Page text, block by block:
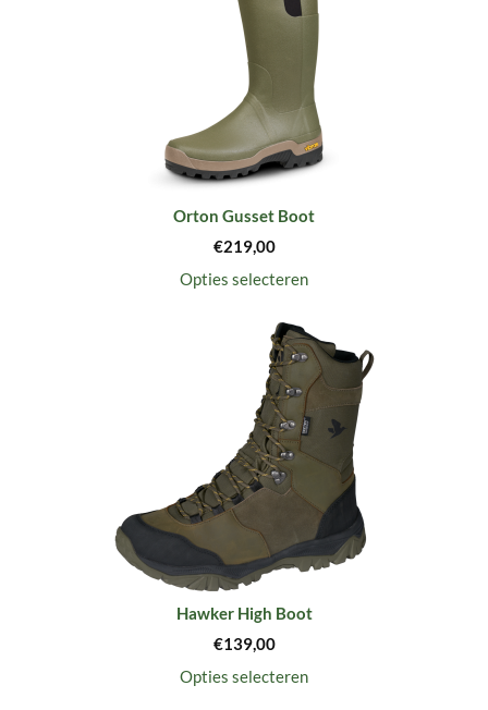
Orton Gusset Boot
€219,00
Opties selecteren
Hawker High Boot
€139,00
Opties selecteren